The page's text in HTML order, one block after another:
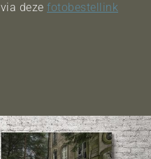
via deze fotobestellink